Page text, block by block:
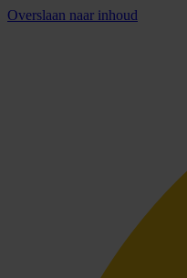
Overslaan naar inhoud